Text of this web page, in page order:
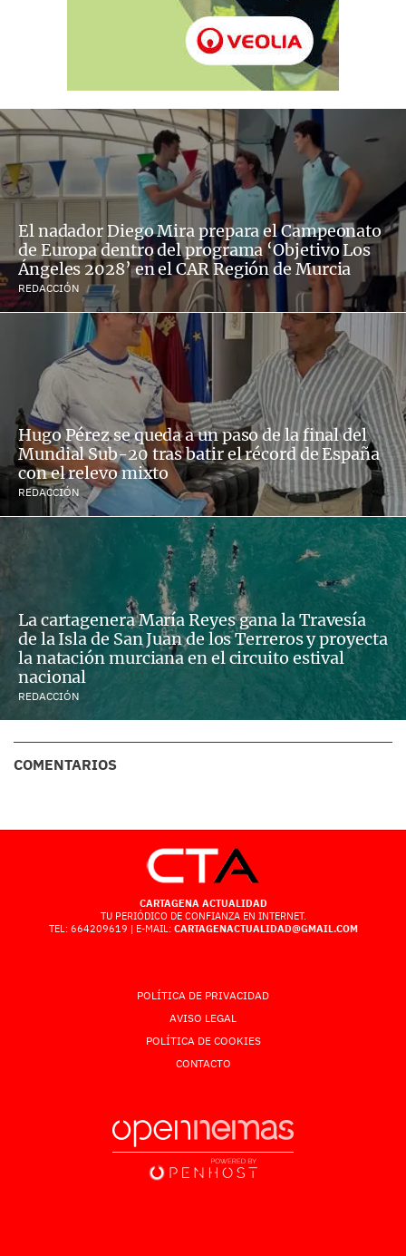
El nadador Diego Mira prepara el Campeonato
de Europa dentro del programa ‘Objetivo Los
Ángeles 2028’ en el CAR Región de Murcia
REDACCIÓN
Hugo Pérez se queda a un paso de la final del
Mundial Sub-20 tras batir el récord de España
con el relevo mixto
REDACCIÓN
La cartagenera María Reyes gana la Travesía
de la Isla de San Juan de los Terreros y proyecta
la natación murciana en el circuito estival
nacional
REDACCIÓN
COMENTARIOS
CARTAGENA ACTUALIDAD
TU PERIÓDICO DE CONFIANZA EN INTERNET.
TEL: 664209619 | E-MAIL: CARTAGENACTUALIDAD@GMAIL.COM
POLÍTICA DE PRIVACIDAD
AVISO LEGAL
POLÍTICA DE COOKIES
CONTACTO